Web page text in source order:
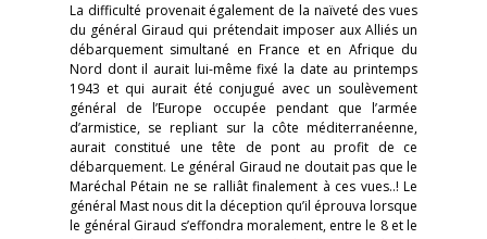
La difficulté provenait également de la naïveté des vues
du général Giraud qui prétendait imposer aux Alliés un
débarquement simultané en France et en Afrique du
Nord dont il aurait lui-même fixé la date au printemps
1943 et qui aurait été conjugué avec un soulèvement
général de l’Europe occupée pendant que l’armée
d’armistice, se repliant sur la côte méditerranéenne,
aurait constitué une tête de pont au profit de ce
débarquement. Le général Giraud ne doutait pas que le
Maréchal Pétain ne se ralliât finalement à ces vues..! Le
général Mast nous dit la déception qu’il éprouva lorsque
le général Giraud s’effondra moralement, entre le 8 et le